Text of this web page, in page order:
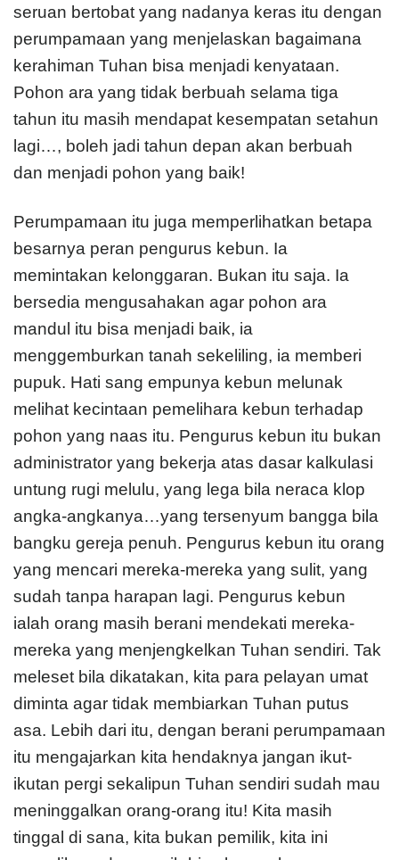
seruan bertobat yang nadanya keras itu dengan
perumpamaan yang menjelaskan bagaimana
kerahiman Tuhan bisa menjadi kenyataan.
Pohon ara yang tidak berbuah selama tiga
tahun itu masih mendapat kesempatan setahun
lagi…, boleh jadi tahun depan akan berbuah
dan menjadi pohon yang baik!
Perumpamaan itu juga memperlihatkan betapa
besarnya peran pengurus kebun. Ia
memintakan kelonggaran. Bukan itu saja. Ia
bersedia mengusahakan agar pohon ara
mandul itu bisa menjadi baik, ia
menggemburkan tanah sekeliling, ia memberi
pupuk. Hati sang empunya kebun melunak
melihat kecintaan pemelihara kebun terhadap
pohon yang naas itu. Pengurus kebun itu bukan
administrator yang bekerja atas dasar kalkulasi
untung rugi melulu, yang lega bila neraca klop
angka-angkanya…yang tersenyum bangga bila
bangku gereja penuh. Pengurus kebun itu orang
yang mencari mereka-mereka yang sulit, yang
sudah tanpa harapan lagi. Pengurus kebun
ialah orang masih berani mendekati mereka-
mereka yang menjengkelkan Tuhan sendiri. Tak
meleset bila dikatakan, kita para pelayan umat
diminta agar tidak membiarkan Tuhan putus
asa. Lebih dari itu, dengan berani perumpamaan
itu mengajarkan kita hendaknya jangan ikut-
ikutan pergi sekalipun Tuhan sendiri sudah mau
meninggalkan orang-orang itu! Kita masih
tinggal di sana, kita bukan pemilik, kita ini